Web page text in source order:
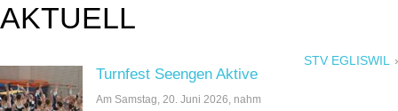
AKTUELL
Turnfest Seengen Aktive
Am Samstag, 20. Juni 2026, nahm
STV EGLISWIL